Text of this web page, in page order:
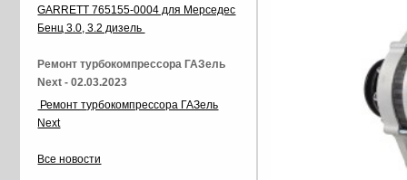
GARRETT 765155-0004 для Мерседес
Бенц 3.0, 3.2 дизель
Ремонт турбокомпрессора ГАЗель
Next - 02.03.2023
Ремонт турбокомпрессора ГАЗель
Next
Все новости